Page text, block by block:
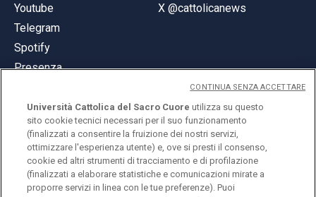
Youtube
Telegram
Spotify
Presenza
X @cattolicanews
© Università Cattolica del Sacro Cuore
Largo A. Gemelli 1, 20123 Milano
Università Cattolica del Sacro Cuore utilizza su questo
sito cookie tecnici necessari per il suo funzionamento
(finalizzati a consentire la fruizione dei nostri servizi,
ottimizzare l'esperienza utente) e, ove si presti il consenso,
cookie ed altri strumenti di tracciamento e di profilazione
(finalizzati a elaborare statistiche e comunicazioni mirate a
proporre servizi in linea con le tue preferenze). Puoi
CONTINUA SENZA ACCETTARE